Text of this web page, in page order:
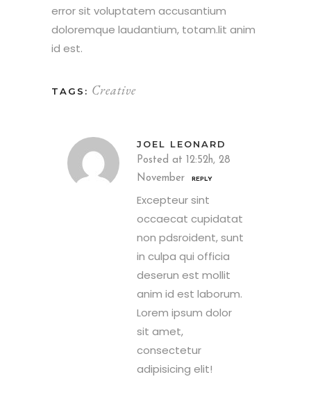
error sit voluptatem accusantium
doloremque laudantium, totam.lit anim
id est.
TAGS: Creative
JOEL LEONARD
Posted at 12:52h, 28
November
REPLY
Excepteur sint
occaecat cupidatat
non pdsroident, sunt
in culpa qui officia
deserun est mollit
anim id est laborum.
Lorem ipsum dolor
sit amet,
consectetur
adipisicing elit!